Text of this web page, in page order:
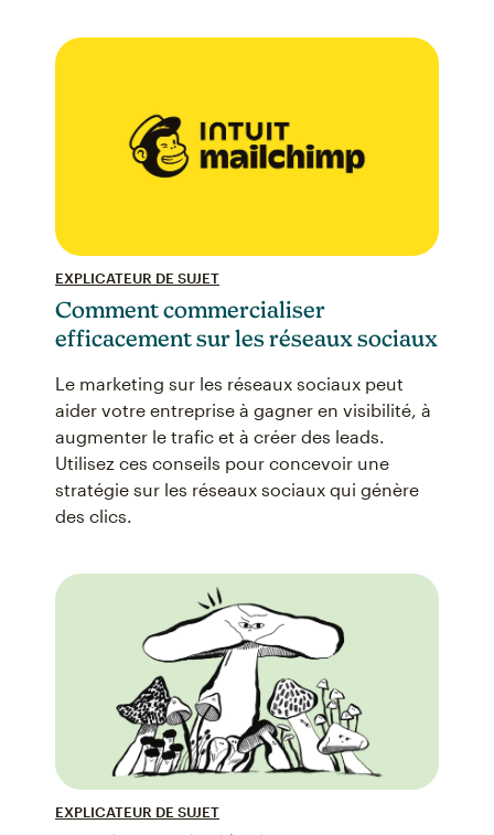
EXPLICATEUR DE SUJET
Comment commercialiser
efficacement sur les réseaux sociaux
Le marketing sur les réseaux sociaux peut
aider votre entreprise à gagner en visibilité, à
augmenter le trafic et à créer des leads.
Utilisez ces conseils pour concevoir une
stratégie sur les réseaux sociaux qui génère
des clics.
EXPLICATEUR DE SUJET